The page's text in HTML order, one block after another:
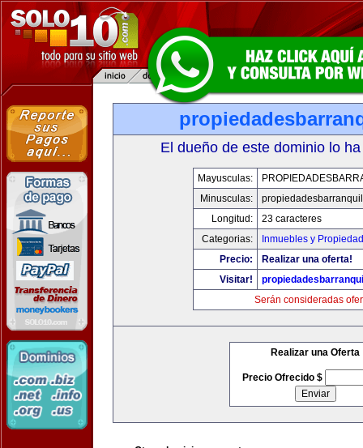
El dueño de este dominio lo
Mayusculas:
Minusculas:
Longitud:
23 caracteres
Categorias:
Inmuebles y
Precio:
Realizar una oferta!
Visitar!
Serán consideradas
Realizar una Oferta
Precio Ofrecido $